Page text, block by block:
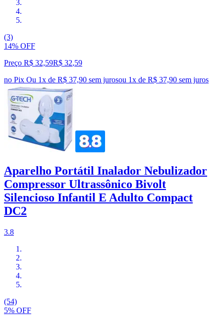
(3)
14% OFF
Preço R$ 32,59R$ 32,59
no Pix Ou 1x de R$ 37,90 sem jurosou 1x de R$ 37,90 sem juros
Aparelho Portátil Inalador Nebulizador
Compressor Ultrassônico Bivolt
Silencioso Infantil E Adulto Compact
DC2
3.8
(54)
5% OFF